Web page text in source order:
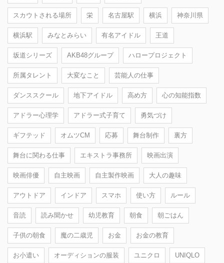
スカウトされる場所 栄 名古屋駅 横浜 神奈川県
横浜駅 みなとみらい 有名アイドル 王道
坂道シリーズ AKB48グループ ハロープロジェクト
所属タレント 大変なこと 芸能人の仕事
ダンススクール 地下アイドル 高め方 心の知能指数
アドラー心理学 アドラー式子育て 勇気づけ
ギフテッド オムツCM 応募 舞台制作 裏方
舞台に関わる仕事 エキストラ事務所 映画出演
映画俳優 自主映画 自主製作映画 大人の趣味
アウトドア インドア スマホ 使い方 ルール
音読 読み聞かせ 幼児教育 朝食 朝ごはん
子供の朝食 魔の二歳児 お金 お金の教育
お小遣い オーディションの服装 ユニクロ UNIQLO